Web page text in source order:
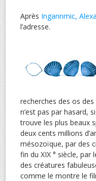
Après Ingannmic,
l’adresse.
recherches des os
n’est pas par hasard,
trouve les plus beaux
deux cents millions
mésozoïque, par des
fin du XIX ° siècle,
des créatures
comme le montre le